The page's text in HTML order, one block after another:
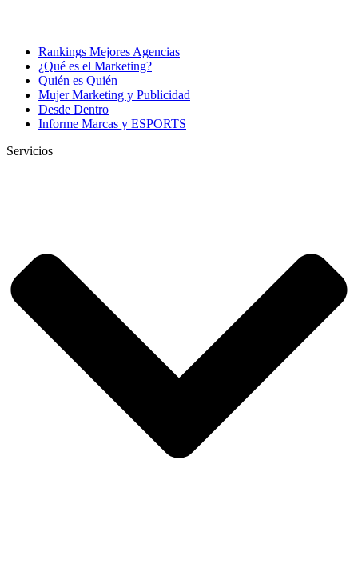
Rankings Mejores Agencias
¿Qué es el Marketing?
Quién es Quién
Mujer Marketing y Publicidad
Desde Dentro
Informe Marcas y ESPORTS
Servicios